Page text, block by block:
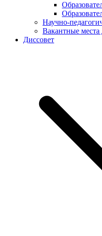
Научно-
Вакантные места
Диссовет